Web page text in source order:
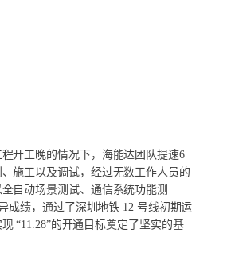
开工晚的情况下，海能达团队提速6
施工以及调试，经过无数工作人员的
自动场景测试、通信系统功能测
成绩，通过了深圳地铁 12 号线初期运
“11.28”的开通目标奠定了坚实的基